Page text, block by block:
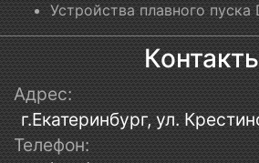
Устройства плавного пуска
Адрес:
г.Екатеринбург, ул.
Телефон: